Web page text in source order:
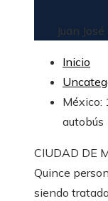
Juan
Inicio
México:
autobús
CIUDAD DE
Quince
siendo